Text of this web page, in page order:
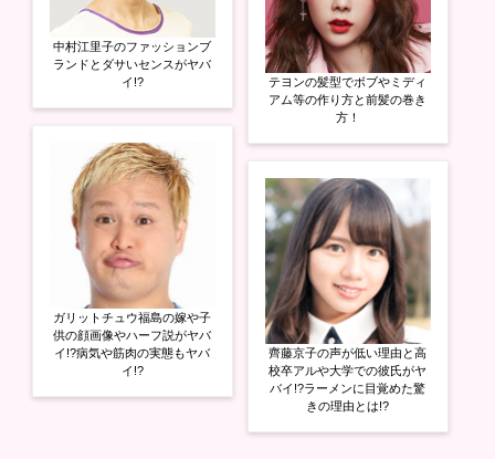
中村江里子のファッションブ
ランドとダサいセンスがヤバ
イ!?
ガリットチュウ福島の嫁や子
供の顔画像やハーフ説がヤバ
イ!?病気や筋肉の実態もヤバ
イ!?
テヨンの髪型でボブやミディ
アム等の作り方と前髪の巻き
方！
齊藤京子の声が低い理由と高
校卒アルや大学での彼氏がヤ
バイ!?ラーメンに目覚めた驚
きの理由とは!?